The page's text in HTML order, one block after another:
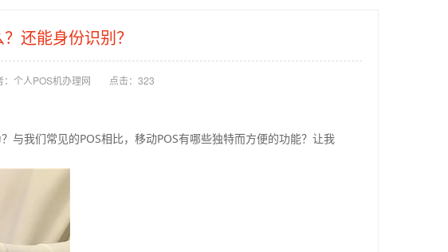
还能身份识别？
：个人POS机办理网 点击： 323
与我们常见的POS相比，移动POS有哪些独特而方便的功能？让我